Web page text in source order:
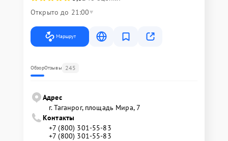
Открыто до 21:00
Маршрут
ОбзорОтзывы 245
Адрес
г. Таганрог, площадь Мира, 7
Контакты
+7 (800) 301-55-83
+7 (800) 301-55-83